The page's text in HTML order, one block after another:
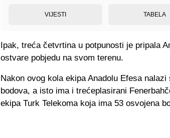
VIJESTI TABELA
Ipak, treća četvrtina u potpunosti je pripala
ostvare pobjedu na svom terenu.
Nakon ovog kola ekipa Anadolu Efesa
bodova, a isto ima i trećeplasirani
ekipa Turk Telekoma koja ima 53 osvojena